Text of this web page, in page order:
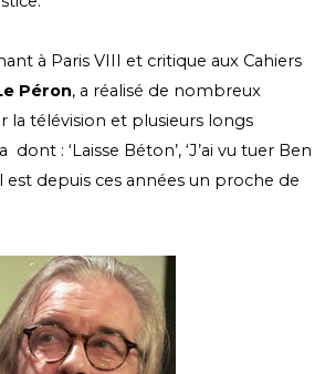
à Paris VIII et critique aux Cahiers
Péron, a réalisé de nombreux
la télévision et plusieurs longs
: ‘Laisse Béton’, ‘J’ai vu tuer Ben
Il est depuis ces années un proche de